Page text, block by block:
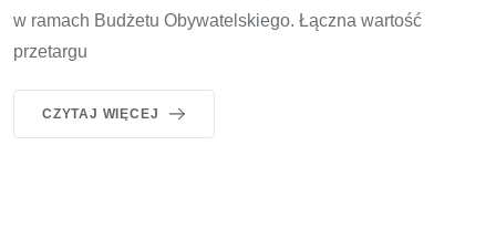
w ramach Budżetu Obywatelskiego. Łączna wartość
przetargu
CZYTAJ WIĘCEJ